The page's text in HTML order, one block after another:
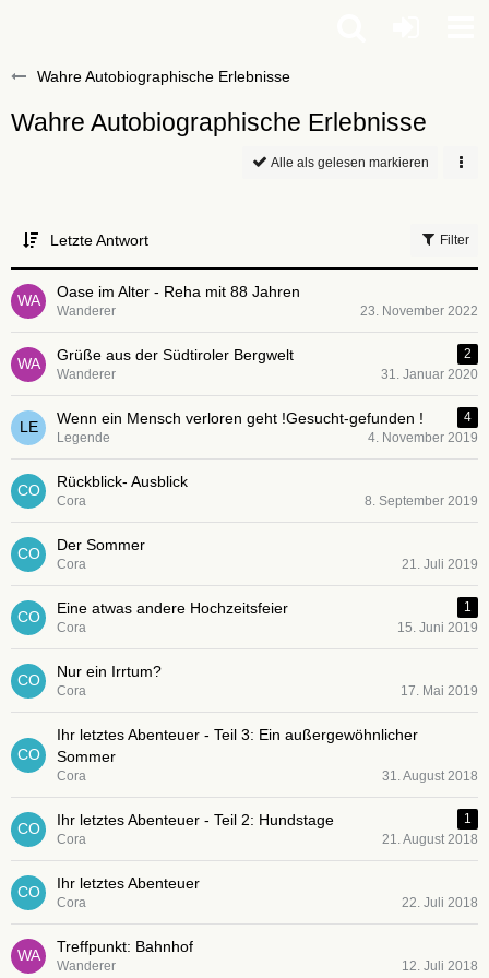
Wahre Autobiographische Erlebnisse
Wahre Autobiographische Erlebnisse
Alle als gelesen markieren
Letzte Antwort Filter
Oase im Alter - Reha mit 88 Jahren
Wanderer 23. November 2022
Grüße aus der Südtiroler Bergwelt
2
Wanderer
31. Januar 2020
Wenn ein Mensch verloren geht !Gesucht-gefunden !
4
Legende
4. November 2019
Rückblick- Ausblick
Cora 8. September 2019
Der Sommer
Cora 21. Juli 2019
Eine atwas andere Hochzeitsfeier
1
Cora
15. Juni 2019
Nur ein Irrtum?
Cora 17. Mai 2019
Ihr letztes Abenteuer - Teil 3: Ein außergewöhnlicher
Sommer
Cora 31. August 2018
Ihr letztes Abenteuer - Teil 2: Hundstage
1
Cora
21. August 2018
Ihr letztes Abenteuer
Cora 22. Juli 2018
Treffpunkt: Bahnhof
Wanderer 12. Juli 2018